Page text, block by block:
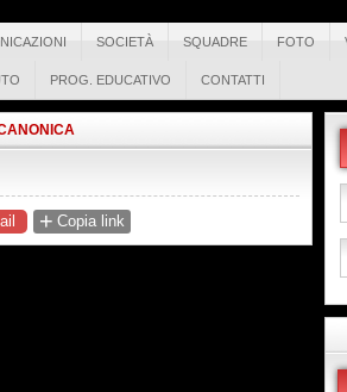
SOCIETÀ SQUADRE FOTO
PROG. EDUCATIVO CONTATTI
+ Copia link